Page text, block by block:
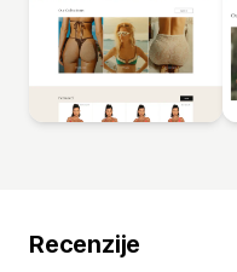
Recenzije